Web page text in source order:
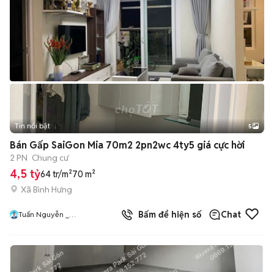
Tin nổi bật 5
Bán Gấp SaiGon Mia 70m2 2pn2wc 4ty5 giá cực hời
2 PN Chung cư
4,5 tỷ64 tr/m²70 m²
Xã Bình Hưng
Tuấn Nguyễn _
Bấm để hiện số Chat